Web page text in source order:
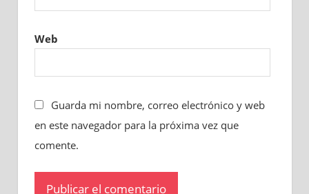
Web
Guarda mi nombre, correo electrónico y web
en este navegador para la próxima vez que
comente.